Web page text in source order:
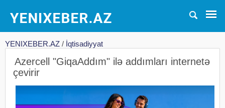
YENIXEBER.AZ / İqtisadiyyat
Azercell "GiqaAddım" ilə addımları internetə
çevirir